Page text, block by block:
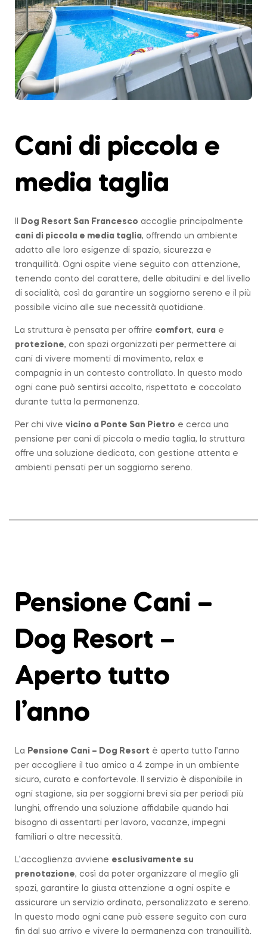
Cani di piccola e
media taglia
Dog Resort San Francesco accoglie principalmente
cani di piccola e media taglia, offrendo un ambiente
adatto alle loro esigenze di spazio, sicurezza e
tranquillità. Ogni ospite viene seguito con attenzione,
tenendo conto del carattere, delle abitudini e del livello
di socialità, così da garantire un soggiorno sereno e il più
possibile vicino alle sue necessità quotidiane.
La struttura è pensata per offrire comfort, cura e
protezione, con spazi organizzati per permettere ai
cani di vivere momenti di movimento, relax e
compagnia in un contesto controllato. In questo modo
ogni cane può sentirsi accolto, rispettato e coccolato
durante tutta la permanenza.
Per chi vive vicino a Ponte San Pietro e cerca una
pensione per cani di piccola o media taglia, la struttura
offre una soluzione dedicata, con gestione attenta e
ambienti pensati per un soggiorno sereno.
Pensione Cani –
Dog Resort –
Aperto tutto
l’anno
La Pensione Cani – Dog Resort è aperta tutto l’anno
per accogliere il tuo amico a 4 zampe in un ambiente
sicuro, curato e confortevole. Il servizio è disponibile in
ogni stagione, sia per soggiorni brevi sia per periodi più
lunghi, offrendo una soluzione affidabile quando hai
bisogno di assentarti per lavoro, vacanze, impegni
familiari o altre necessità.
L’accoglienza avviene esclusivamente su
prenotazione, così da poter organizzare al meglio gli
spazi, garantire la giusta attenzione a ogni ospite e
assicurare un servizio ordinato, personalizzato e sereno.
In questo modo ogni cane può essere seguito con cura
fin dal suo arrivo e vivere la permanenza con tranquillità,